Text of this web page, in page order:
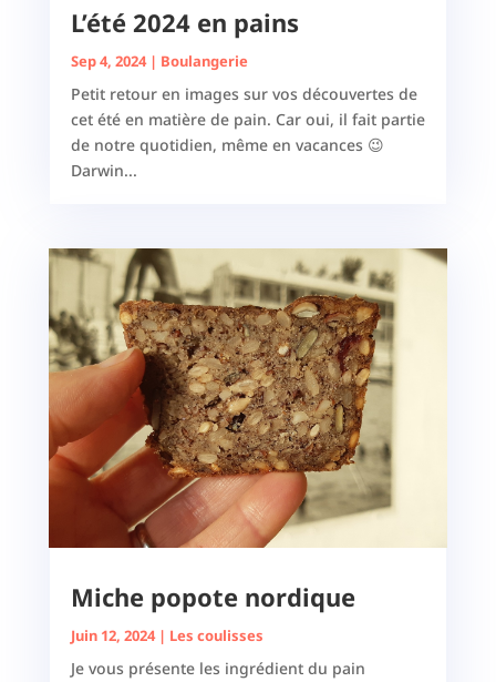
L’été 2024 en pains
Sep 4, 2024| Boulangerie
Petit retour en images sur vos découvertes de
cet été en matière de pain. Car oui, il fait partie
de notre quotidien, même en vacances 😉
Darwin...
Miche popote nordique
Juin 12, 2024| Les coulisses
Je vous présente les ingrédient du pain